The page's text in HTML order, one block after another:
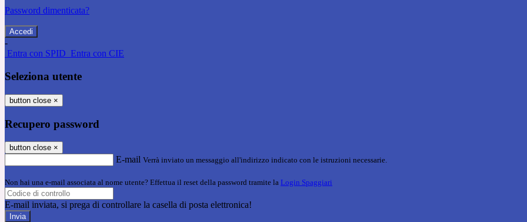
Password dimenticata?
-
Entra con SPID Entra con CIE
Seleziona utente
button close ×
Recupero password
button close ×
E-mail Verrà inviato un messaggio all'indirizzo indicato con le istruzioni necessarie.
Non hai una e-mail associata al nome utente? Effettua il reset della password tramite la Login Spaggiari
E-mail inviata, si prega di controllare la casella di posta elettronica!